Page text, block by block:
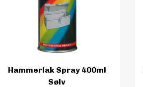
Hammerlak Spray 400ml
Sølv